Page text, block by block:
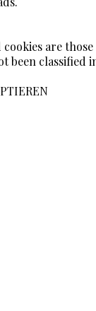
are
been classified